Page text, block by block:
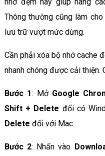
Thông thường cũng làm
lưu trữ vượt mức dừng.
Cần phải xóa bộ nhớ cache
nhanh chóng được cải thiện.
Bước 1: Mở Google
Shift + Delete đối có
Delete đối với Mac.
Bước 2: Nhấn vào